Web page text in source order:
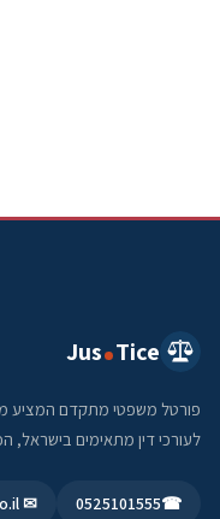
Jus Tice
פורטל משפטי מתקדם המציע
לעורכי דין מתאימים
☎
0525101555
✉ info@jus-tice.co.il